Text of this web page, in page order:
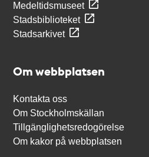
Medeltidsmuseet
Stadsbiblioteket
Stadsarkivet
Om webbplatsen
Kontakta oss
Om Stockholmskällan
Tillgänglighetsredogörelse
Om kakor på webbplatsen